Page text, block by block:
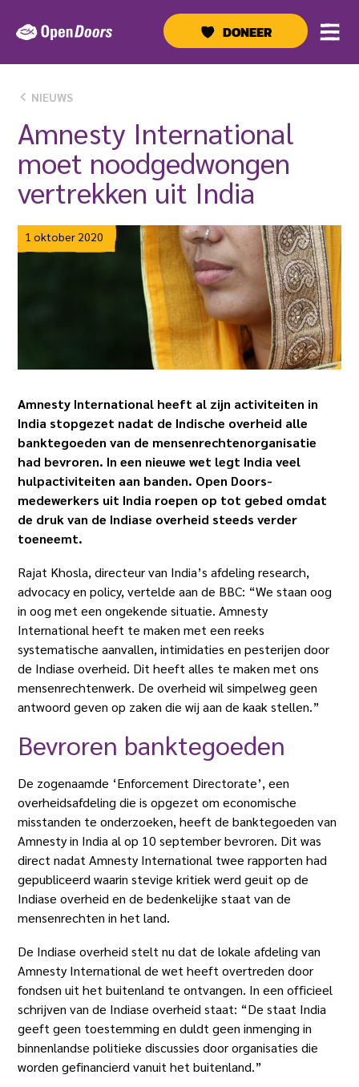
naar
inhoud
DONEER
NIEUWS
Amnesty International
moet noodgedwongen
vertrekken uit India
1 oktober 2020
Amnesty International heeft al zijn activiteiten in
India stopgezet nadat de Indische overheid alle
banktegoeden van de mensenrechtenorganisatie
had bevroren. In een nieuwe wet legt India veel
hulpactiviteiten aan banden. Open Doors-
medewerkers uit India roepen op tot gebed omdat
de druk van de Indiase overheid steeds verder
toeneemt.
Rajat Khosla, directeur van India’s afdeling research,
advocacy en policy, vertelde aan de BBC: “We staan oog
in oog met een ongekende situatie. Amnesty
International heeft te maken met een reeks
systematische aanvallen, intimidaties en pesterijen door
de Indiase overheid. Dit heeft alles te maken met ons
mensenrechtenwerk. De overheid wil simpelweg geen
antwoord geven op zaken die wij aan de kaak stellen.”
Bevroren banktegoeden
De zogenaamde ‘Enforcement Directorate’, een
overheidsafdeling die is opgezet om economische
misstanden te onderzoeken, heeft de banktegoeden van
Amnesty in India al op 10 september bevroren. Dit was
direct nadat Amnesty International twee rapporten had
gepubliceerd waarin stevige kritiek werd geuit op de
Indiase overheid en de bedenkelijke staat van de
mensenrechten in het land.
De Indiase overheid stelt nu dat de lokale afdeling van
Amnesty International de wet heeft overtreden door
fondsen uit het buitenland te ontvangen. In een officieel
schrijven van de Indiase overheid staat: “De staat India
geeft geen toestemming en duldt geen inmenging in
binnenlandse politieke discussies door organisaties die
worden gefinancierd vanuit het buitenland.”